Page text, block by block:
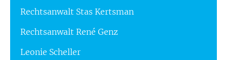
Rechtsanwalt Stas Kertsman
Rechtsanwalt René Genz
Leonie Scheller